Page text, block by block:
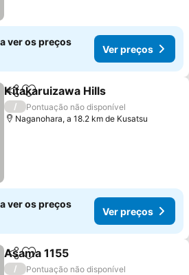
ver os preços
Ver preços
PartilharAdicionar aos favoritos
Kitakaruizawa Hills
/
Pontuação não disponível
Naganohara, a 18.2 km de Kusatsu
ver os preços
Ver preços
PartilharAdicionar aos favoritos
Asama 1155
/
Pontuação não disponível